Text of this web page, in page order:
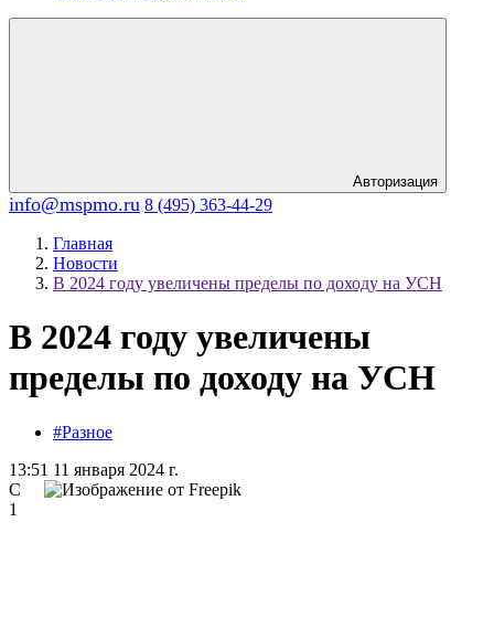
Авторизация
info@mspmo.ru 8 (495) 363-44-29
Главная
Новости
В 2024 году увеличены пределы по доходу на УСН
В 2024 году увеличены
пределы по доходу на УСН
#Разное
13:51 11 января 2024 г.
С
1